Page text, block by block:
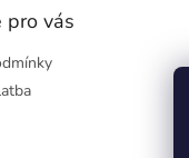
pro vás